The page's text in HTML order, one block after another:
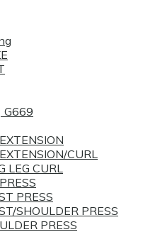
G669
CURL
LEG CURL
PRESS
SHOULDER PRESS
PRESS